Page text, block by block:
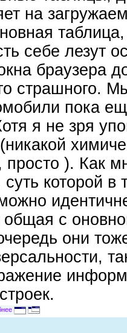
на
таблица,
себе лезут
браузера
страшного.
пока
я не зря
просто ). Как
которой в
с
они